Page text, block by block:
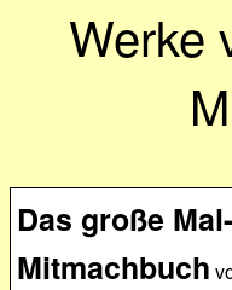
Werke
Das große
Mitmachbuch